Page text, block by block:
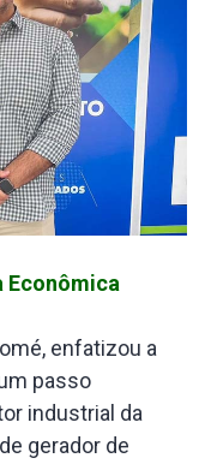
Econômica
enfatizou a
passo
industrial da
gerador de